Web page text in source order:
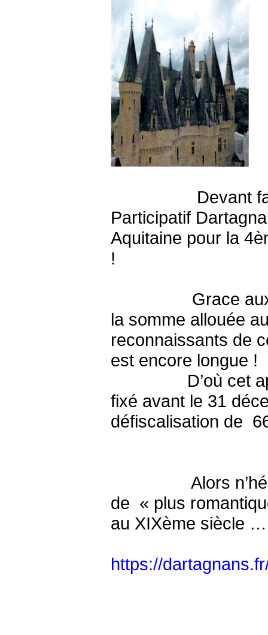
Devant faire
Participatif
Aquitaine pour la
!
Grace aux
la somme allouée
reconnaissants de
est encore longue !
D’où cet appel
fixé avant le 31
défiscalisation de
Alors n’hésitez
de « plus
au XIXème siècle
https://